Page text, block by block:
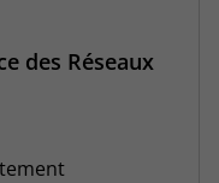
des Réseaux